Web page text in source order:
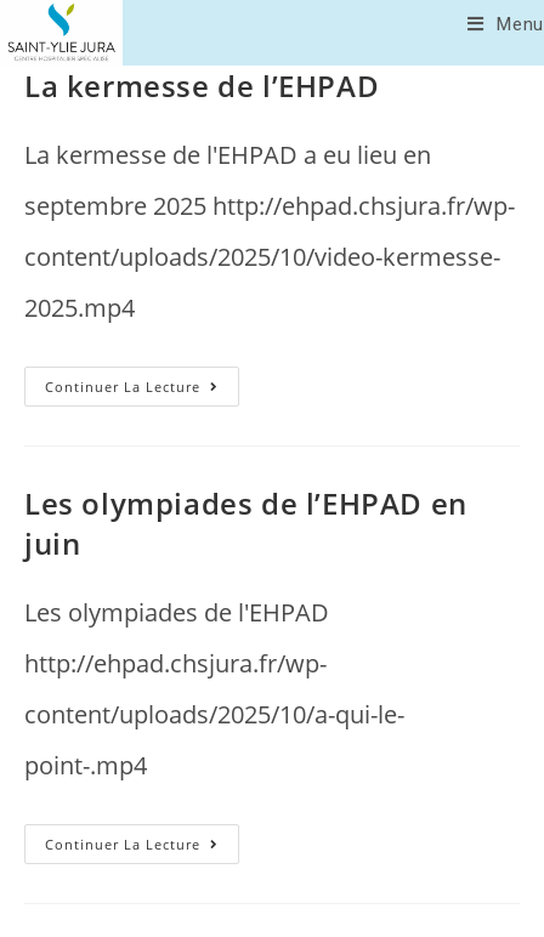
Menu
La kermesse de l’EHPAD
La kermesse de l'EHPAD a eu lieu en
septembre 2025 http://ehpad.chsjura.fr/wp-
content/uploads/2025/10/video-kermesse-
2025.mp4
Continuer La Lecture
Les olympiades de l’EHPAD en
juin
Les olympiades de l'EHPAD
http://ehpad.chsjura.fr/wp-
content/uploads/2025/10/a-qui-le-
point-.mp4
Continuer La Lecture